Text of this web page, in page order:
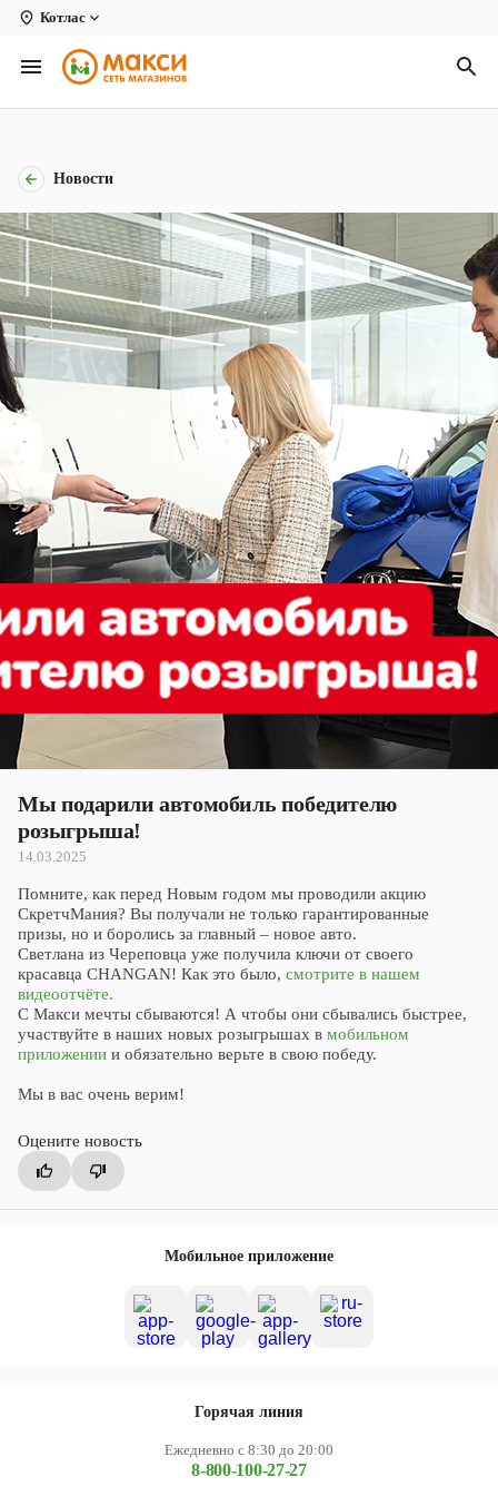
Котлас
Вологда
Архангельск
Киров
Кирово-Чепецк
Коряжма
Котлас
Новодвинск
Рыбинск
Северодвинск
Череповец
Ярославль
Новости
Мы подарили автомобиль победителю
розыгрыша!
14.03.2025
Помните, как перед Новым годом мы проводили акцию
СкретчМания? Вы получали не только гарантированные
призы, но и боролись за главный – новое авто.
Светлана из Череповца уже получила ключи от своего
красавца CHANGAN! Как это было, смотрите в нашем
видеоотчёте.
С Макси мечты сбываются! А чтобы они сбывались быстрее,
участвуйте в наших новых розыгрышах в мобильном
приложении и обязательно верьте в свою победу.
Мы в вас очень верим!
Оцените новость
Мобильное приложение
Горячая линия
Ежедневно с 8:30 до 20:00
8-800-100-27-27